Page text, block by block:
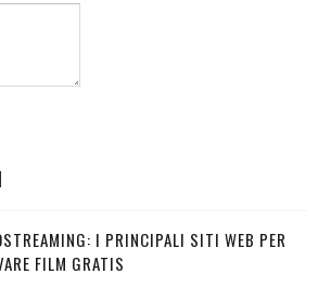
I PRINCIPALI SITI WEB PER
FILM GRATIS